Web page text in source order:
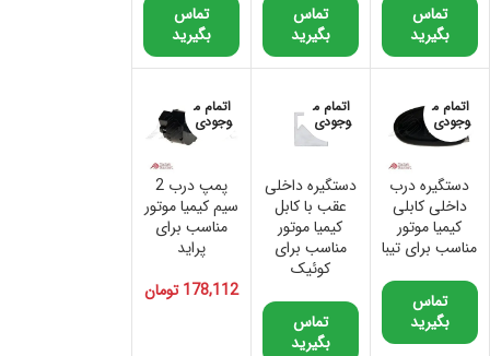
تماس
بگیرید
تماس
بگیرید
تماس
بگیرید
اتمام م
وجودی
دستگیره درب
داخلی کابلی
کیمیا موتور
مناسب برای تیبا
تماس
بگیرید
اتمام م
وجودی
دستگیره داخلی
عقب با کابل
کیمیا موتور
مناسب برای
کوئیک
تماس
بگیرید
اتمام م
وجودی
پمپ درب 2
سیم کیمیا موتور
مناسب برای
پراید
178,112 تومان